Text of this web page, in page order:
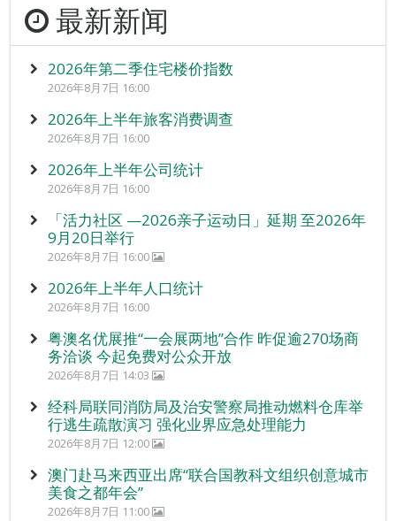
最新新闻
2026年第二季住宅楼价指数
2026年8月7日 16:00
2026年上半年旅客消费调查
2026年8月7日 16:00
2026年上半年公司统计
2026年8月7日 16:00
「活力社区 —2026亲子运动日」延期 至2026年
9月20日举行
2026年8月7日 16:00
2026年上半年人口统计
2026年8月7日 16:00
粤澳名优展推“一会展两地”合作 昨促逾270场商
务洽谈 今起免费对公众开放
2026年8月7日 14:03
经科局联同消防局及治安警察局推动燃料仓库举
行逃生疏散演习 强化业界应急处理能力
2026年8月7日 12:00
澳门赴马来西亚出席“联合国教科文组织创意城市
美食之都年会”
2026年8月7日 11:00